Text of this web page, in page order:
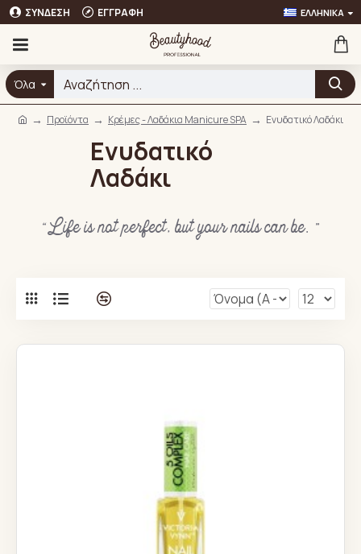
ΣΎΝΔΕΣΗ ΕΓΓΡΑΦΉ ΕΛΛΗΝΙΚΆ
Όλα
Προϊόντα Κρέμες - Λαδάκια Manicure SPA Ενυδατικό Λαδάκι
Ενυδατικό
Λαδάκι
“Life is not perfect, but your nails can be. ”